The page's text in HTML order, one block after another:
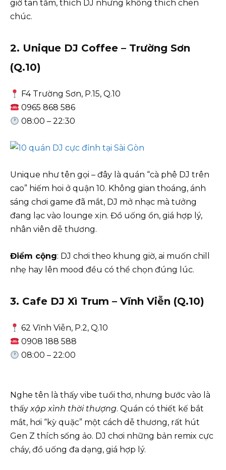
giờ tan tầm, thích DJ nhưng không thích chen
chúc.
2. Unique DJ Coffee – Trường Sơn
(Q.10)
F4 Trường Sơn, P.15, Q.10
0965 868 586
08:00 – 22:30
Unique như tên gọi – đây là quán “cà phê DJ trên
cao” hiếm hoi ở quận 10. Không gian thoáng, ánh
sáng chơi game đã mắt, DJ mở nhạc mà tưởng
đang lạc vào lounge xịn. Đồ uống ổn, giá hợp lý,
nhân viên dễ thương.
Điểm cộng: DJ chơi theo khung giờ, ai muốn chill
nhẹ hay lên mood đều có thể chọn đúng lúc.
3. Cafe DJ Xì Trum – Vĩnh Viễn (Q.10)
62 Vĩnh Viễn, P.2, Q.10
0908 188 588
08:00 – 22:00
Nghe tên là thấy vibe tuổi thơ, nhưng bước vào là
thấyxập xình thời thượng. Quán có thiết kế bắt
mắt, hơi “kỳ quặc” một cách dễ thương, rất hút
Gen Z thích sống ảo. DJ chơi những bản remix cực
cháy, đồ uống đa dạng, giá hợp lý.